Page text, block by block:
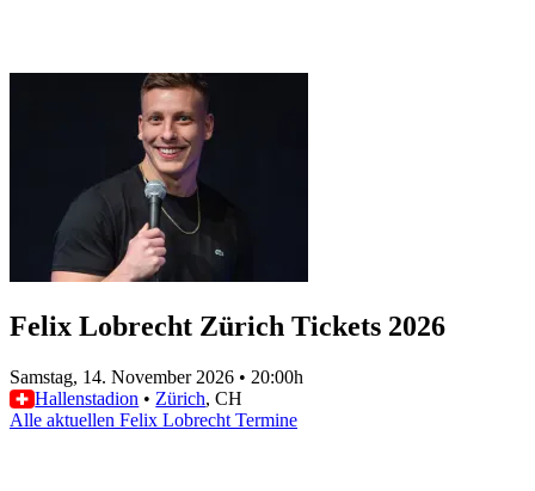
Felix Lobrecht Zürich Tickets 2026
Samstag, 14. November 2026 • 20:00h
Hallenstadion • Zürich, CH
Alle aktuellen Felix Lobrecht Termine